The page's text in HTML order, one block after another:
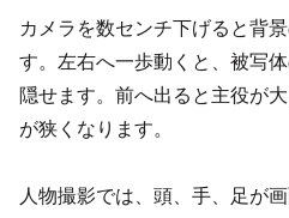
カメラを数センチ下げると背
す。左右へ一歩動くと、被写
隠せます。前へ出ると主役が
が狭くなります。
人物撮影では、頭、手、足が